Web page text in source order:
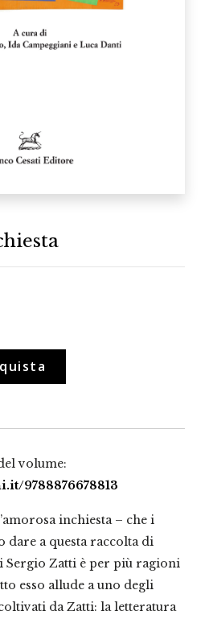
volume:
9788876678813
inchiesta – che i
a questa raccolta di
Zatti è per più ragioni
esso allude a uno degli
da Zatti: la letteratura